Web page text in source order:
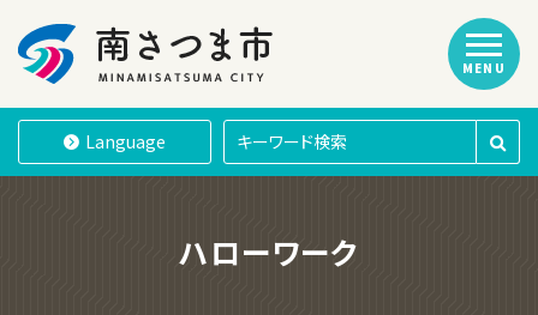
南さつま市
Language
MENU
ハローワーク